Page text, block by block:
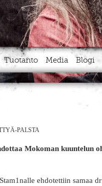
Tuotanto Media Blogi
PALSTA
Mokoman kuuntelun
ehdotettiin samaa